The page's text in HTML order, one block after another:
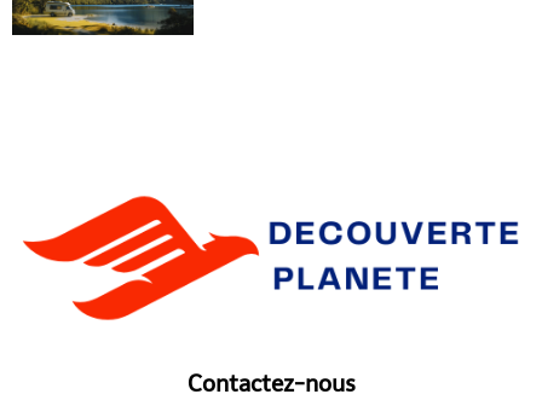
Contactez-nous